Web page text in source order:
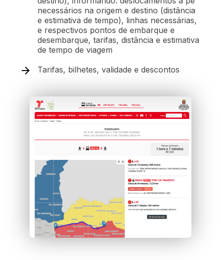
necessários na origem e destino (distância
e estimativa de tempo), linhas necessárias,
e respectivos pontos de embarque e
desembarque, tarifas, distância e estimativa
de tempo de viagem
Tarifas, bilhetes, validade e descontos